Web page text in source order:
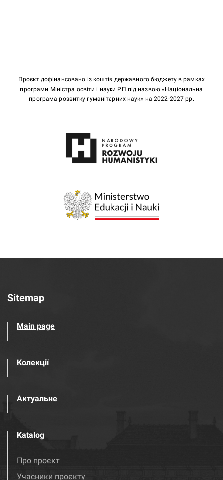
Проєкт дофінансовано із коштів державного бюджету в рамках
програми Міністра освіти і науки РП під назвою «Національна
програма розвитку гуманітарних наук» на 2022-2027 рр.
Sitemap
Main page
Колекції
Актуальне
Katalog
Про проєкт
Учасники проєкту